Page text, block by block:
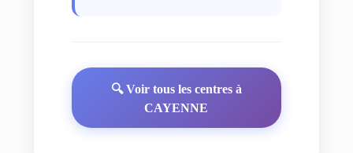
🔍 Voir tous les centres à
CAYENNE